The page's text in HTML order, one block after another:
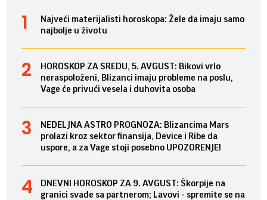
Najveći materijalisti horoskopa: Žele da imaju samo
najbolje u životu
HOROSKOP ZA SREDU, 5. AVGUST: Bikovi vrlo
neraspoloženi, Blizanci imaju probleme na poslu,
Vage će privući vesela i duhovita osoba
NEDELJNA ASTRO PROGNOZA: Blizancima Mars
prolazi kroz sektor finansija, Device i Ribe da
uspore, a za Vage stoji posebno UPOZORENJE!
DNEVNI HOROSKOP ZA 9. AVGUST: Škorpije na
granici svađe sa partnerom; Lavovi - spremite se na